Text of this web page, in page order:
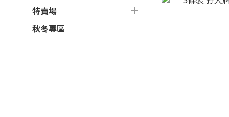
特賣場
秋冬專區